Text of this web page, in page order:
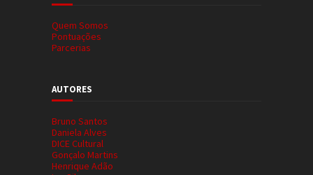
Quem Somos
Pontuações
Parcerias
AUTORES
Bruno Santos
Daniela Alves
DICE Cultural
Gonçalo Martins
Henrique Adão